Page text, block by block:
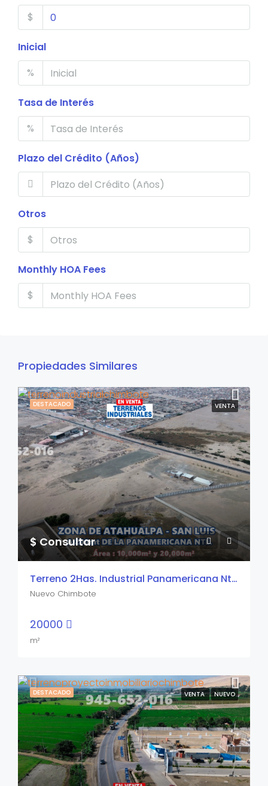
$
Inicial
%
Tasa de Interés
%
Plazo del Crédito (Años)
Otros
$
Monthly HOA Fees
$
Propiedades Similares
DESTACADO VENTA
$ Consultar
Terreno 2Has. Industrial Panamericana Nte.
Nuevo Chimbote
20000
m²
DESTACADO VENTA NUEVO